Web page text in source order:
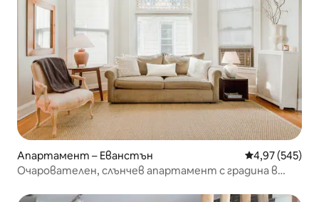
Апартамент – Еванстън Средна
4,97 (545)
Очарователен, слънчев апартамент с градина в